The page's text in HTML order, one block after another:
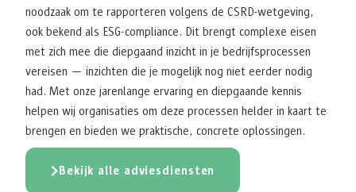
noodzaak om te rapporteren volgens de CSRD-wetgeving,
ook bekend als ESG-compliance. Dit brengt complexe eisen
met zich mee die diepgaand inzicht in je bedrijfsprocessen
vereisen — inzichten die je mogelijk nog niet eerder nodig
had. Met onze jarenlange ervaring en diepgaande kennis
helpen wij organisaties om deze processen helder in kaart te
brengen en bieden we praktische, concrete oplossingen.
Bekijk alle adviesdiensten